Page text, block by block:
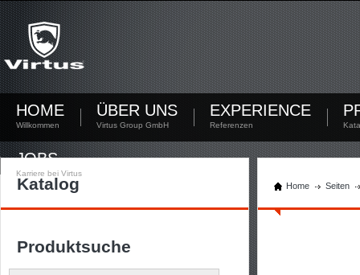
Noch nicht registriert?
Jetzt registrieren! Mit Deinem persönlichen Account hast Du die Möglichkeit Dokumente
herunterzuladen und den Lagerbestand zu kontrollieren.
Sie haben sich noch nicht registriert? Erstellen Sie jetzt Ihren Account.
HOME
Willkommen
ÜBER UNS
Virtus Group GmbH
EXPERIENCE
Referenzen
JOBS
Karriere bei Virtus
Katalog Home Seiten
Produktsuche